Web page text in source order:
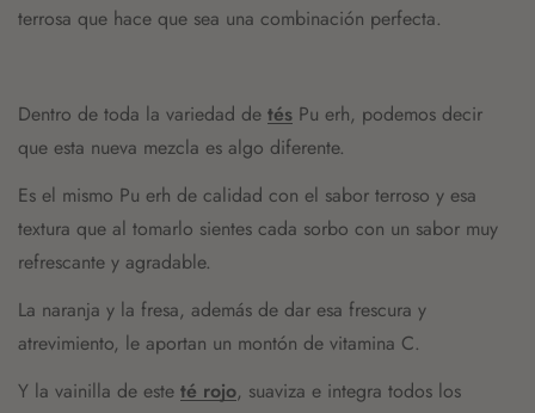
terrosa que hace que sea una combinación perfecta.
Dentro de toda la variedad de tés Pu erh, podemos decir
que esta nueva mezcla es algo diferente.
Es el mismo Pu erh de calidad con el sabor terroso y esa
textura que al tomarlo sientes cada sorbo con un sabor muy
refrescante y agradable.
La naranja y la fresa, además de dar esa frescura y
atrevimiento, le aportan un montón de vitamina C.
Y la vainilla de este té rojo, suaviza e integra todos los